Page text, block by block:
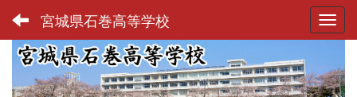
宮城県石巻高等学校